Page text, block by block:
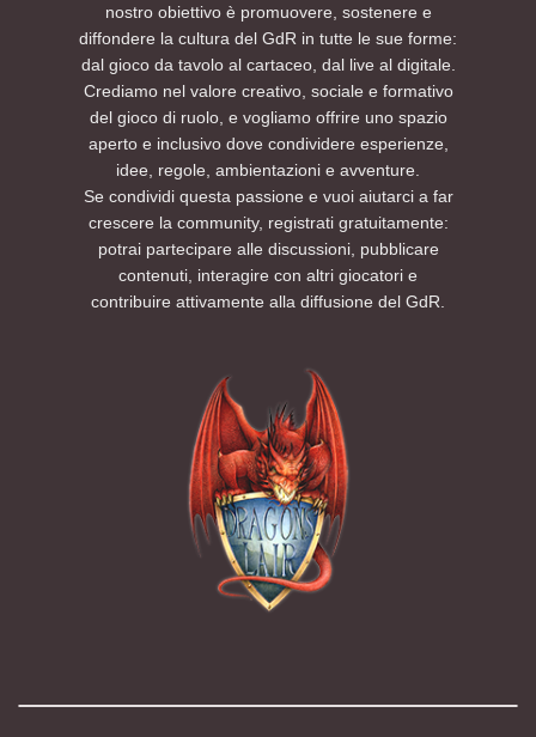
nostro obiettivo è promuovere, sostenere e
diffondere la cultura del GdR in tutte le sue forme:
dal gioco da tavolo al cartaceo, dal live al digitale.
Crediamo nel valore creativo, sociale e formativo
del gioco di ruolo, e vogliamo offrire uno spazio
aperto e inclusivo dove condividere esperienze,
idee, regole, ambientazioni e avventure.
Se condividi questa passione e vuoi aiutarci a far
crescere la community, registrati gratuitamente:
potrai partecipare alle discussioni, pubblicare
contenuti, interagire con altri giocatori e
contribuire attivamente alla diffusione del GdR.